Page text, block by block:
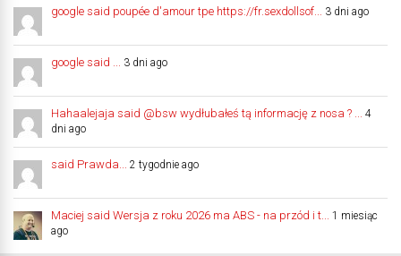
google said poupée d'amour tpe https://fr.sexdollsof... 3 dni ago
google said ... 3 dni ago
Hahaalejaja said @bsw wydłubałeś tą informację z nosa ? ...
4
dni ago
said Prawda... 2 tygodnie ago
Maciej said Wersja z roku 2026 ma ABS - na przód i t...
1 miesiąc
ago